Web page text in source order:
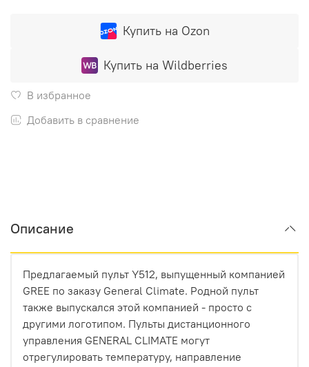
Купить на Ozon
Купить на Wildberries
В избранное
Добавить в сравнение
Описание
Предлагаемый пульт Y512, выпущенный компанией
GREE по заказу General Climate. Родной пульт
также выпускался этой компанией - просто с
другими логотипом. Пульты дистанционного
управления GENERAL CLIMATE могут
отрегулировать температуру, направление